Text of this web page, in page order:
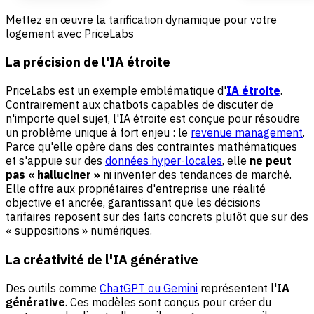
Mettez en œuvre la tarification dynamique pour votre
logement avec PriceLabs
La précision de l'IA étroite
PriceLabs est un exemple emblématique d'IA étroite.
Contrairement aux chatbots capables de discuter de
n'importe quel sujet, l'IA étroite est conçue pour résoudre
un problème unique à fort enjeu : le revenue management.
Parce qu'elle opère dans des contraintes mathématiques
et s'appuie sur des données hyper-locales, elle ne peut
pas « halluciner » ni inventer des tendances de marché.
Elle offre aux propriétaires d'entreprise une réalité
objective et ancrée, garantissant que les décisions
tarifaires reposent sur des faits concrets plutôt que sur des
« suppositions » numériques.
La créativité de l'IA générative
Des outils comme ChatGPT ou Gemini représentent l'IA
générative. Ces modèles sont conçus pour créer du